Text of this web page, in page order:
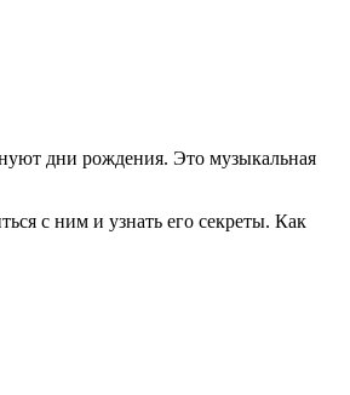
дни рождения. Это музыкальная
с ним и узнать его секреты. Как